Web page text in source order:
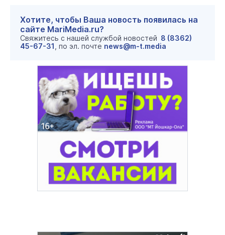
Хотите, чтобы Ваша новость появилась на
сайте MariMedia.ru?
Свяжитесь с нашей службой новостей 8 (8362)
45-67-31 , по эл. почте news@m-t.media